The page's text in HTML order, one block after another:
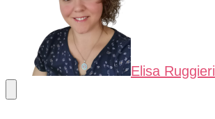
Elisa Ruggieri